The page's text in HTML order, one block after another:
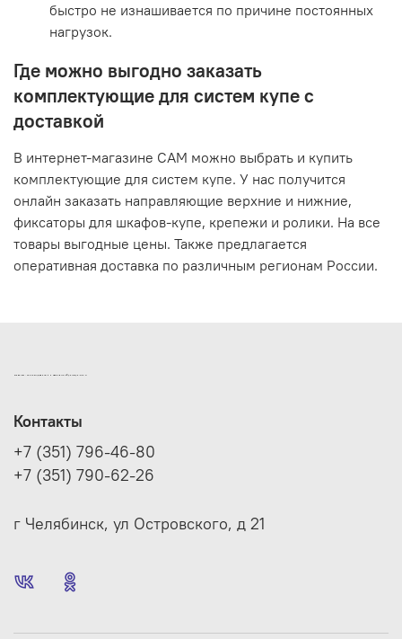
быстро не изнашивается по причине постоянных
нагрузок.
Где можно выгодно заказать
комплектующие для систем купе с
доставкой
В интернет-магазине САМ можно выбрать и купить
комплектующие для систем купе. У нас получится
онлайн заказать направляющие верхние и нижние,
фиксаторы для шкафов-купе, крепежи и ролики. На все
товары выгодные цены. Также предлагается
оперативная доставка по различным регионам России.
ИНТЕРНЕТ-МАГАЗИН ДВЕРНОЙ И МЕБЕЛЬНОЙ ФУРНИТУРЫ САМ
Контакты
+7 (351) 796-46-80
+7 (351) 790-62-26
г Челябинск, ул Островского, д 21